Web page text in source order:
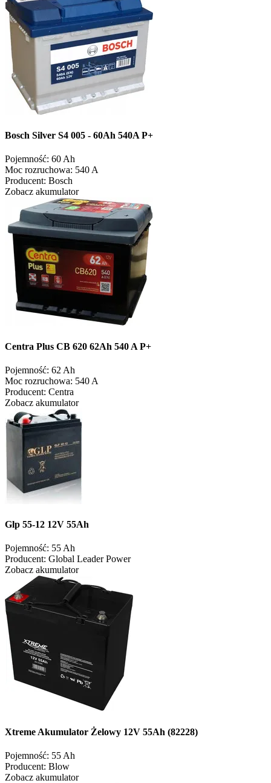
Bosch Silver S4 005 - 60Ah 540A P+
Pojemność: 60 Ah
Moc rozruchowa: 540 A
Producent: Bosch
Zobacz akumulator
Centra Plus CB 620 62Ah 540 A P+
Pojemność: 62 Ah
Moc rozruchowa: 540 A
Producent: Centra
Zobacz akumulator
Glp 55-12 12V 55Ah
Pojemność: 55 Ah
Producent: Global Leader Power
Zobacz akumulator
Xtreme Akumulator Żelowy 12V 55Ah (82228)
Pojemność: 55 Ah
Producent: Blow
Zobacz akumulator